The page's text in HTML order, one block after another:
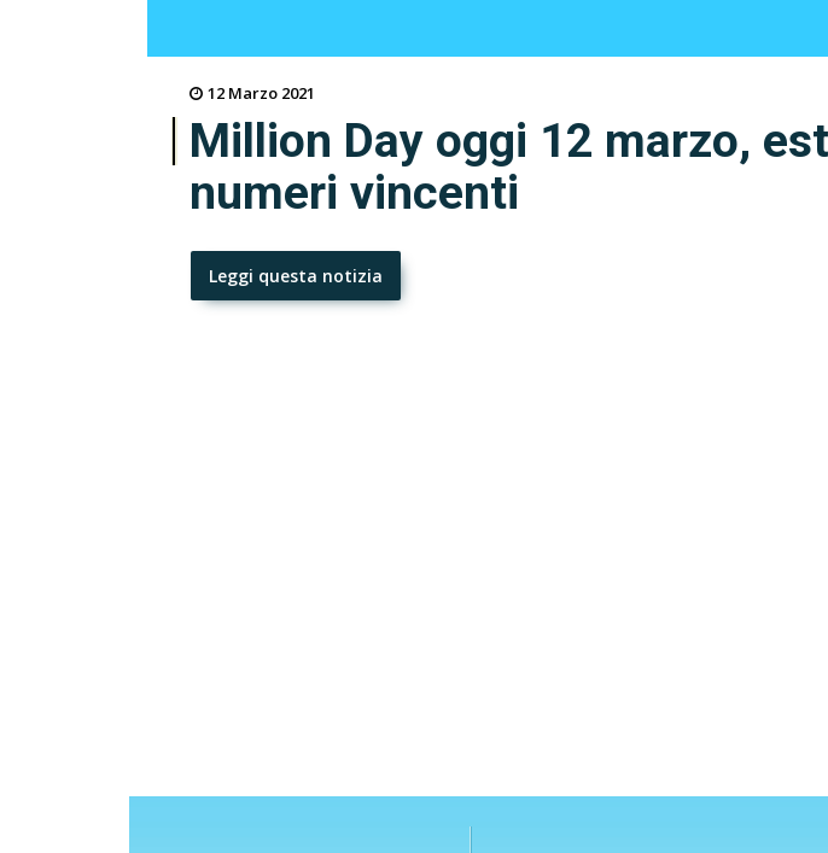
12 Marzo 2021
Million Day oggi 12 marzo,
numeri vincenti
Leggi questa notizia